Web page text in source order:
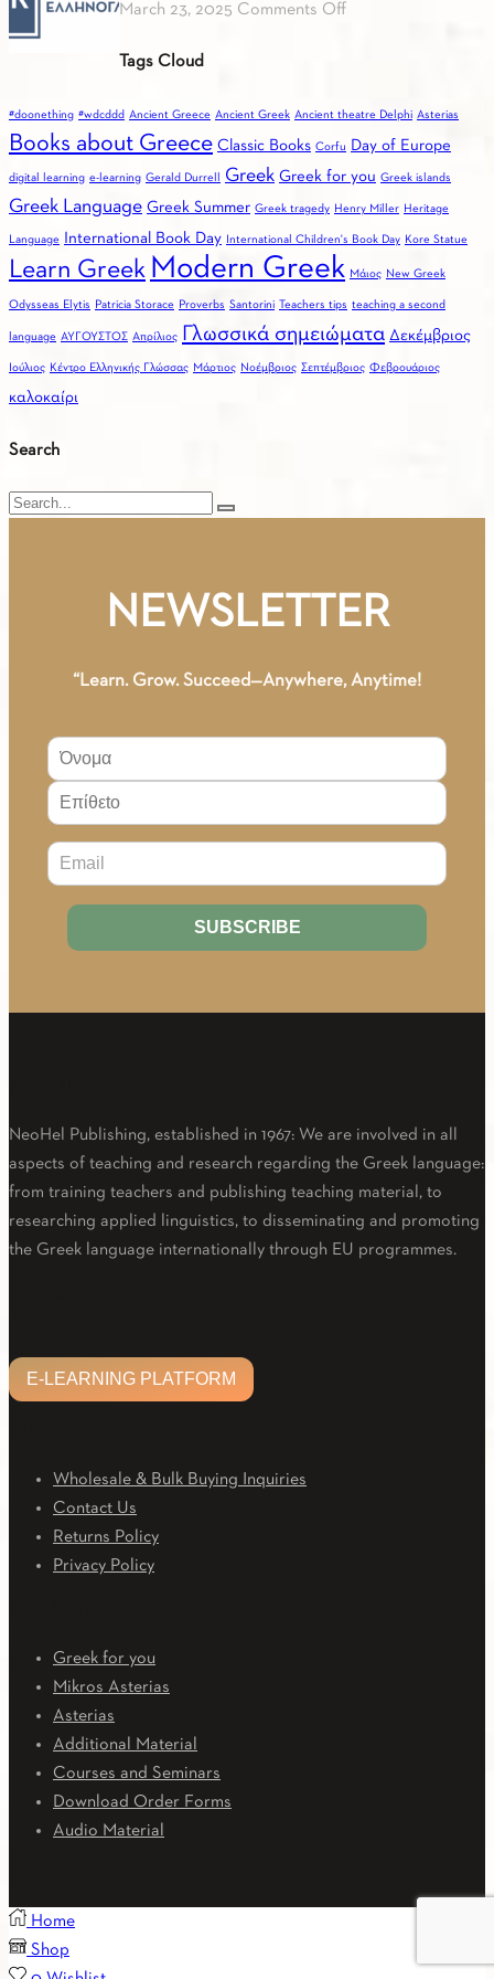
March 23, 2025 Comments Offon
Tags Cloud
#doonething #wdcddd Ancient Greece Ancient Greek Ancient theatre Delphi Asterias
Books about Greece Classic Books Corfu Day of Europe
digital learning e-learning Gerald Durrell Greek Greek for you Greek islands
Greek Language Greek Summer Greek tragedy Henry Miller Heritage
Language International Book Day International Children's Book Day Kore Statue
Learn Greek Modern Greek Mάιος New Greek
Odysseas Elytis Patricia Storace Proverbs Santorini Teachers tips teaching a second
language ΑΥΓΟΥΣΤΟΣ Απρίλιος Γλωσσικά σημειώματα Δεκέμβριος
Ιούλιος Κέντρο Ελληνικής Γλώσσας Μάρτιος Νοέμβριος Σεπτέμβριος Φεβρουάριος
καλοκαίρι
Search
Search
NEWSLETTER
“Learn. Grow. Succeed—Anywhere, Anytime!
NeoHel Publishing, established in 1967: We are involved in all
aspects of teaching and research regarding the Greek language:
from training teachers and publishing teaching material, to
researching applied linguistics, to disseminating and promoting
the Greek language internationally through EU programmes.
E-LEARNING PLATFORM
Wholesale & Bulk Buying Inquiries
Contact Us
Returns Policy
Privacy Policy
Greek for you
Mikros Asterias
Asterias
Additional Material
Courses and Seminars
Download Order Forms
Audio Material
Home
Shop